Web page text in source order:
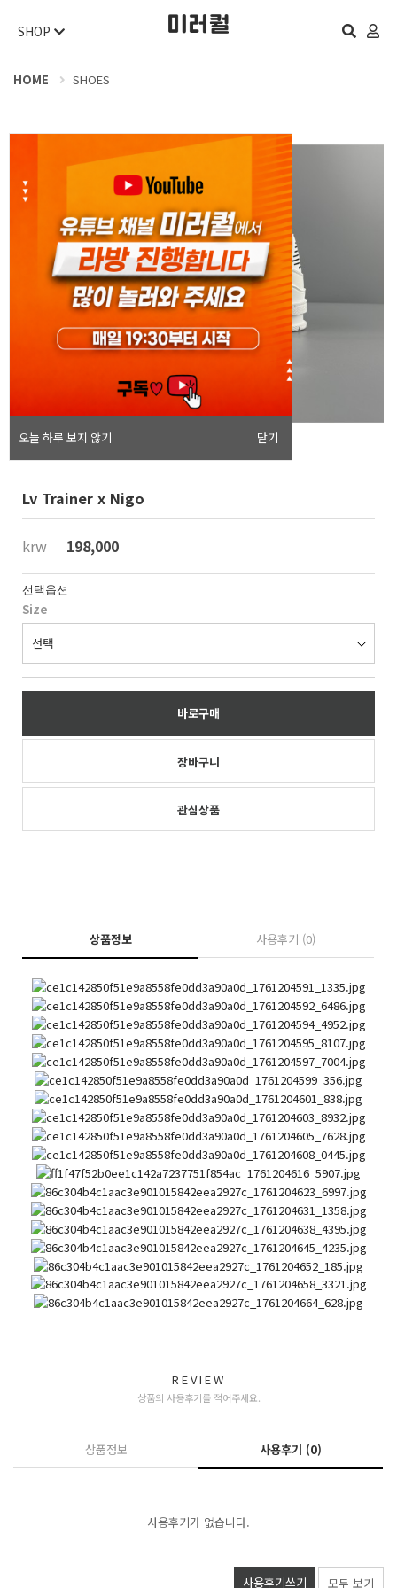
오늘 하루 보지 않기 닫기
SHOP
HOME SHOES
Lv Trainer x Nigo
krw 198,000
선택옵션
Size
바로구매
장바구니
관심상품
상품정보 사용후기 (0)
REVIEW
상품의 사용후기를 적어주세요.
상품정보 사용후기 (0)
사용후기가 없습니다.
사용후기쓰기 모두 보기